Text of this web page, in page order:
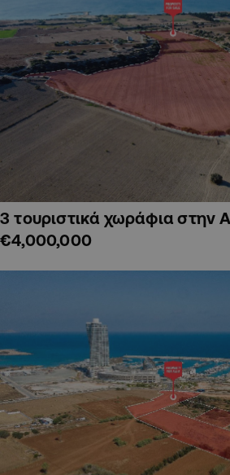
3 τουριστικά χωράφια στην
€4,000,000